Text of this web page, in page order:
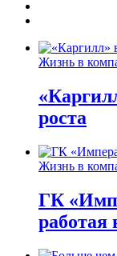
Жизнь в
роста
Жизнь в
ГК
работая